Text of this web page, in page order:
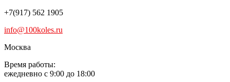
+7(917) 562 1905
info@100koles.ru
Москва
Время работы:
ежедневно с 9:00 до 18:00